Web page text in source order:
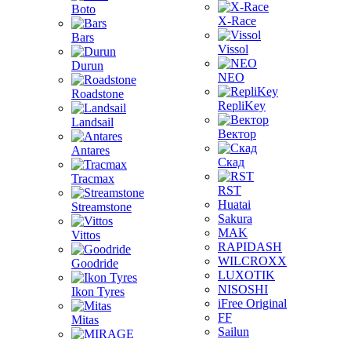
Boto
Bars
Durun
Roadstone
Landsail
Antares
Tracmax
Streamstone
Vittos
Goodride
Ikon Tyres
Mitas
X-Race
Vissol
NEO
RepliKey
Вектор
Скад
RST
Huatai
Sakura
MAK
RAPIDASH
WILCROXX
LUXOTIK
NISOSHI
iFree Original
FF
Sailun